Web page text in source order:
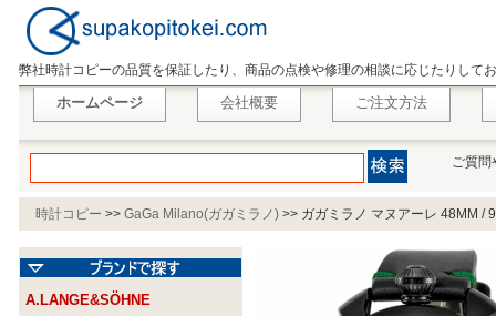
弊社時計コピーの品質を保証したり、商品の点検や修理の相談に応じたりして
ホームページ 会社概要 ご注文方法
ご質問
時計コピー >> GaGa Milano(ガガミラノ) >> ガガミラノ マヌアーレ 48MM /
A.LANGE&SÖHNE